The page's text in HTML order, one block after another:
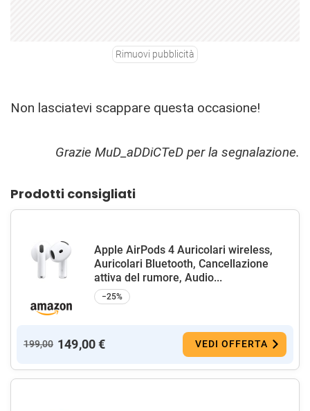
Rimuovi pubblicità
Non lasciatevi scappare questa occasione!
Grazie MuD_aDDiCTeD per la segnalazione.
Prodotti consigliati
Apple AirPods 4 Auricolari wireless,
Auricolari Bluetooth, Cancellazione
attiva del rumore, Audio...
−25%
199,00 149,00 € VEDI OFFERTA